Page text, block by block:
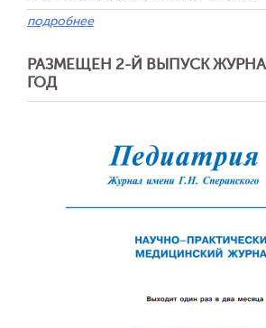
подробнее
РАЗМЕЩЕН 2-Й ВЫПУСК
ГОД